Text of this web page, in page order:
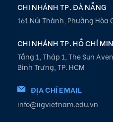
CHI NHÁNH TP. ĐÀ NẴNG
161 Núi Thành, Phường Hòa
CHI NHÁNH TP. HỒ CHÍ
Tầng 1, Tháp 1, The Sun
Bình Trưng, TP. HCM
ĐỊA CHỈ EMAIL
info@iigvietnam.edu.vn